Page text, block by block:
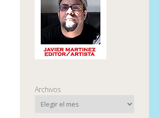
Archivos